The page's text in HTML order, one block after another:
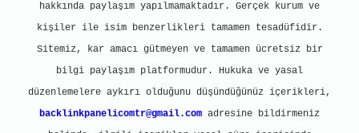
hakkında paylaşım yapılmamaktadır. Gerçek kurum ve
kişiler ile isim benzerlikleri tamamen tesadüfidir.
Sitemiz, kar amacı gütmeyen ve tamamen ücretsiz bir
bilgi paylaşım platformudur. Hukuka ve yasal
düzenlemelere aykırı olduğunu düşündüğünüz içerikleri,
backlinkpanelicomtr@gmail.com adresine bildirmeniz